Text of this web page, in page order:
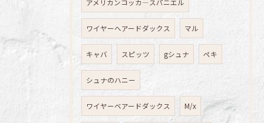
アメリカンコッカ―スパニエル
ワイヤーへアードダックス マル
キャバ スピッツ gシュナ ペキ
シュナのハニー
ワイヤーベアードダックス M/x